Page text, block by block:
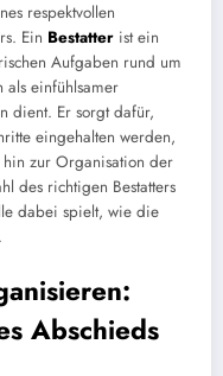
respektvollen
Ein Bestatter ist ein
Aufgaben rund um
als einfühlsamer
dient. Er sorgt dafür,
eingehalten werden,
zur Organisation der
des richtigen Bestatters
dabei spielt, wie die
Abschieds